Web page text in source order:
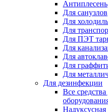
Антиплесень
Для санузлов
Для
Для
Для ПЭТ
Для
Для
Для
Для
Для дезинфекции
Все
Надуксусная